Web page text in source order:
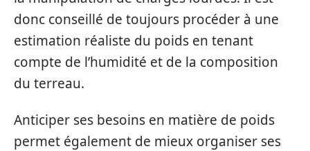
donc conseillé de toujours procéder à une
estimation réaliste du poids en tenant
compte de l’humidité et de la composition
du terreau.
Anticiper ses besoins en matière de poids
permet également de mieux organiser ses